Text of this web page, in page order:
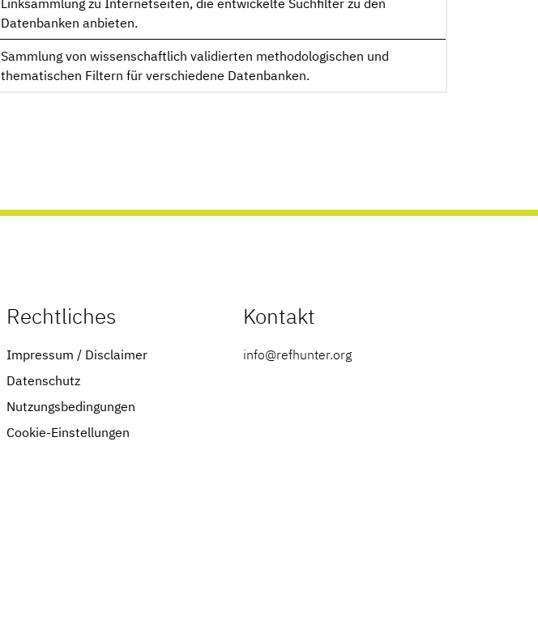
Linksammlung zu Internetseiten, die entwickelte Suchfilter zu den
Datenbanken anbieten.
Sammlung von wissenschaftlich validierten methodologischen und
thematischen Filtern für verschiedene Datenbanken.
Rechtliches
Impressum / Disclaimer
Datenschutz
Nutzungsbedingungen
Cookie-Einstellungen
Kontakt
info@refhunter.org